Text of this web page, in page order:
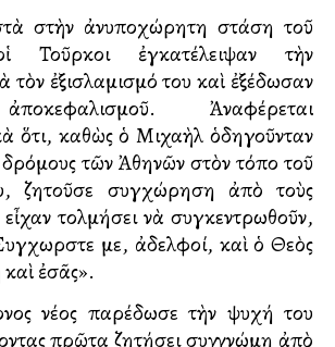
στὴν ἀνυποχώρητη στάση τοῦ
Τοῦρκοι ἐγκατέλειψαν τὴν
τὸν ἐξισλαμισμό του καὶ ἐξέδωσαν
Ἀναφέρεται
ὅτι, καθὼς ὁ Μιχαὴλ ὁδηγοῦνταν
τῶν Ἀθηνῶν στὸν τόπο τοῦ
ζητοῦσε συγχώρηση ἀπὸ τοὺς
τολμήσει νὰ συγκεντρωθοῦν,
με, ἀδελφοί, καὶ ὁ Θεὸς
ἐσᾶς».
νέος παρέδωσε τὴν ψυχή του
πρῶτα ζητήσει συγγνώμη ἀπὸ